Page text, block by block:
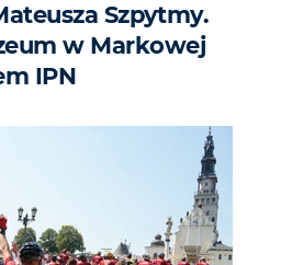
Szpytmy.
w Markowej
IPN